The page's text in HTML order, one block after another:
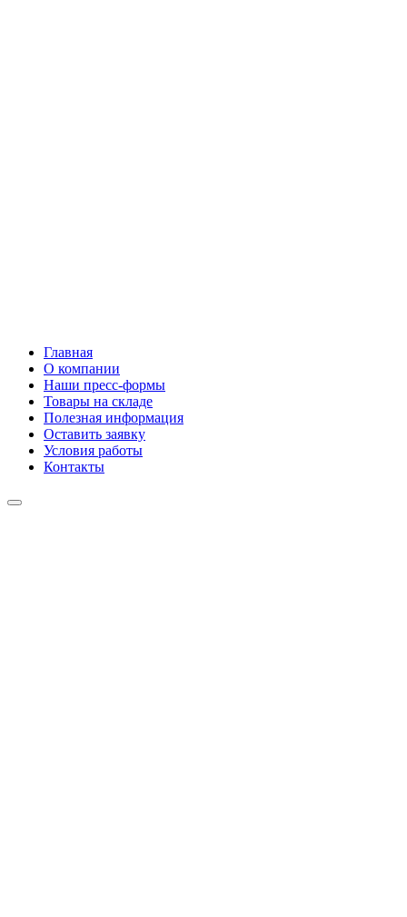
Главная
О компании
Наши пресс-формы
Товары на складе
Полезная информация
Оставить заявку
Условия работы
Контакты